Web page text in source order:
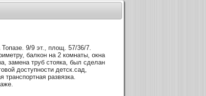
9/9 эт., площ. 57/36/7.
балкон на 2 комнаты, окна
замена труб стояка, был сделан
доступности детск.сад,
развязка.